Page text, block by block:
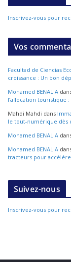
Inscrivez-vous pour
Vos
Facultad de Ciencias
croissance : Un bon
Mohamed BENALIA
l’allocation touristique
Mahdi Mahdi dans
le tout-numérique dès
Mohamed BENALIA
Mohamed BENALIA
tracteurs pour
Suivez-nous
Inscrivez-vous pour